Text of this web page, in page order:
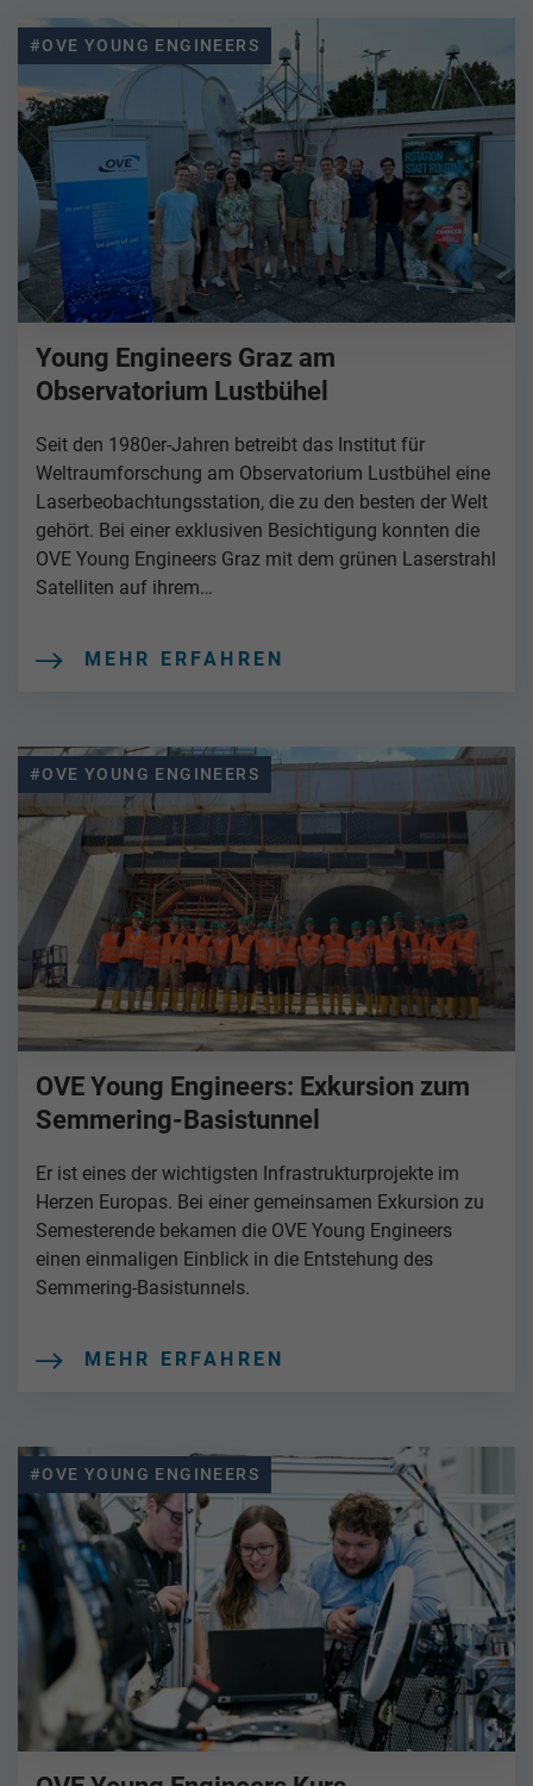
#OVE YOUNG ENGINEERS
Young Engineers Graz am
Observatorium Lustbühel
Seit den 1980er-Jahren betreibt das Institut für
Weltraumforschung am Observatorium Lustbühel eine
Laserbeobachtungsstation, die zu den besten der Welt
gehört. Bei einer exklusiven Besichtigung konnten die
OVE Young Engineers Graz mit dem grünen Laserstrahl
Satelliten auf ihrem…
MEHR ERFAHREN
#OVE YOUNG ENGINEERS
OVE Young Engineers: Exkursion zum
Semmering-Basistunnel
Er ist eines der wichtigsten Infrastrukturprojekte im
Herzen Europas. Bei einer gemeinsamen Exkursion zu
Semesterende bekamen die OVE Young Engineers
einen einmaligen Einblick in die Entstehung des
Semmering-Basistunnels.
MEHR ERFAHREN
#OVE YOUNG ENGINEERS